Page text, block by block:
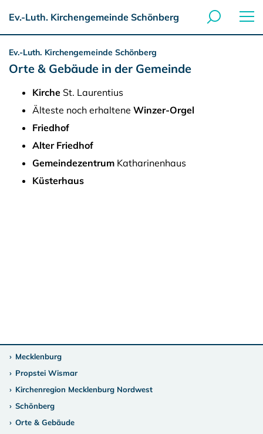
Ev.-Luth. Kirchengemeinde Schönberg
Ev.-Luth. Kirchengemeinde Schönberg
Orte & Gebäude in der Gemeinde
Kirche St. Laurentius
Älteste noch erhaltene Winzer-Orgel
Friedhof
Alter Friedhof
Gemeindezentrum Katharinenhaus
Küsterhaus
Mecklenburg
Propstei Wismar
Kirchenregion Mecklenburg Nordwest
Schönberg
Orte & Gebäude